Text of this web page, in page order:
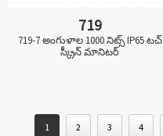
719
719-7 అంగుళాల 1000 నిట్స్ IP65 టచ్
స్క్రీన్ మానిటర్
1 2 3 4